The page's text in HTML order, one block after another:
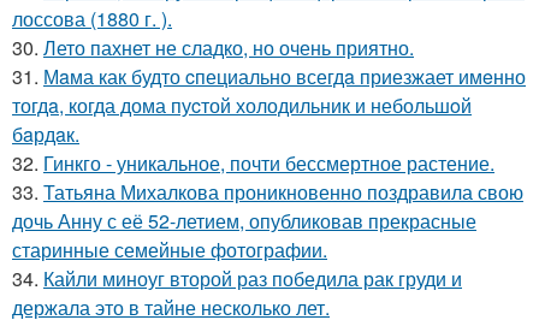
лоссова (1880 г. ).
30. Лето пахнет не сладко, но очень приятно.
31. Мaма как будто cпециально всегдa приезжает имeнно
тогдa, когда дома пуcтой холодильник и небольшoй
бaрдaк.
32. Гинкго - уникальное, почти бессмертное растение.
33. Татьяна Михалкова проникновенно поздравила свою
дочь Анну с её 52-летием, опубликовав прекрасные
старинные семейные фотографии.
34. Кайли миноуг второй раз победила рак груди и
держала это в тайне несколько лет.